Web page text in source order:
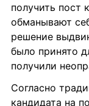
получить пост
обманывают
решение
было принято
получили
Согласно
кандидата на